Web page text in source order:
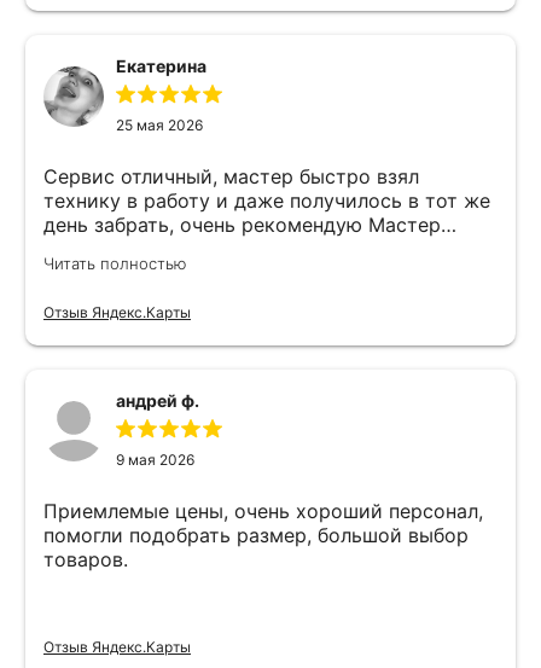
Екатерина
25 мая 2026
Сервис отличный, мастер быстро взял
технику в работу и даже получилось в тот же
день забрать, очень рекомендую Мастер
Читать полностью
Отзыв Яндекс.Карты
андрей ф.
9 мая 2026
Приемлемые цены, очень хороший персонал,
помогли подобрать размер, большой выбор
товаров.
Отзыв Яндекс.Карты